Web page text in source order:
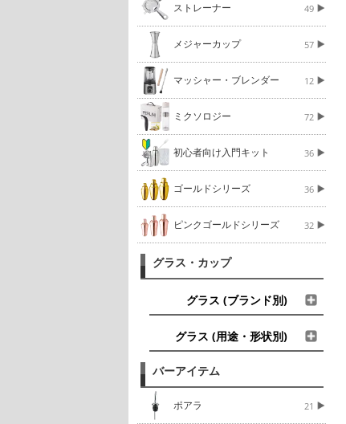
ストレーナー 49
メジャーカップ 57
マッシャー・ブレンダー 12
ミクソロジー 72
初心者向け入門キット 36
ゴールドシリーズ 36
ピンクゴールドシリーズ 32
グラス・カップ
グラス (ブランド別)
グラス (用途・形状別)
バーアイテム
ポアラ 21